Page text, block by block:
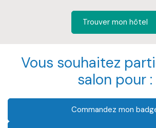
Trouver mon hôtel
Vous souhaitez
salon pour :
Commandez mon